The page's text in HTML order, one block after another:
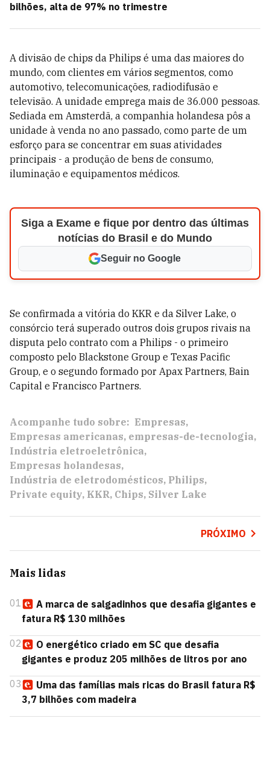
bilhões, alta de 97% no trimestre
A divisão de chips da Philips é uma das maiores do
mundo, com clientes em vários segmentos, como
automotivo, telecomunicações, radiodifusão e
televisão. A unidade emprega mais de 36.000 pessoas.
Sediada em Amsterdã, a companhia holandesa pôs a
unidade à venda no ano passado, como parte de um
esforço para se concentrar em suas atividades
principais - a produção de bens de consumo,
iluminação e equipamentos médicos.
Siga a Exame e fique por dentro das últimas
notícias do Brasil e do Mundo
Seguir no Google
Se confirmada a vitória do KKR e da Silver Lake, o
consórcio terá superado outros dois grupos rivais na
disputa pelo contrato com a Philips - o primeiro
composto pelo Blackstone Group e Texas Pacific
Group, e o segundo formado por Apax Partners, Bain
Capital e Francisco Partners.
Acompanhe tudo sobre: Empresas
Empresas americanas empresas-de-tecnologia
Indústria eletroeletrônica
Empresas holandesas
Indústria de eletrodomésticos Philips
Private equity KKR Chips Silver Lake
PRÓXIMO
Mais lidas
01
A marca de salgadinhos que desafia gigantes e
fatura R$ 130 milhões
02
O energético criado em SC que desafia
gigantes e produz 205 milhões de litros por ano
03
Uma das famílias mais ricas do Brasil fatura R$
3,7 bilhões com madeira